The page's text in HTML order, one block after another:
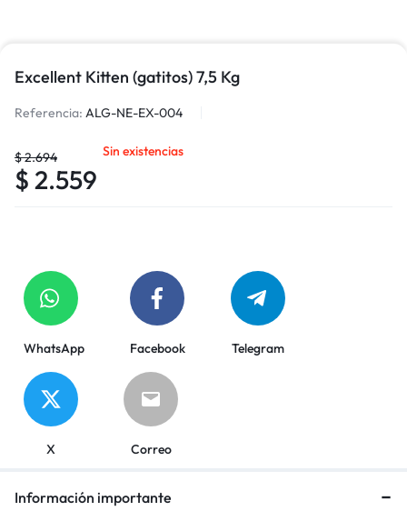
Excellent Kitten (gatitos) 7,5 Kg
Referencia: ALG-NE-EX-004
$2.694
$ 2.559
Sin existencias
WhatsApp Facebook Telegram
X Correo
Información importante